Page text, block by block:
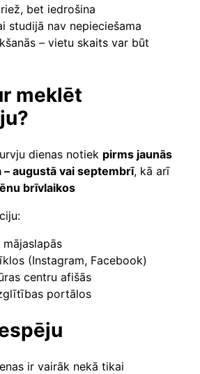
bet iedrošina
studijā nav nepieciešama
– vietu skaits var būt
meklēt
dienas notiek pirms jaunās
– augustā vai septembrī, kā arī
brīvlaikos
(Instagram, Facebook)
centru afišās
portālos
ir vairāk nekā tikai